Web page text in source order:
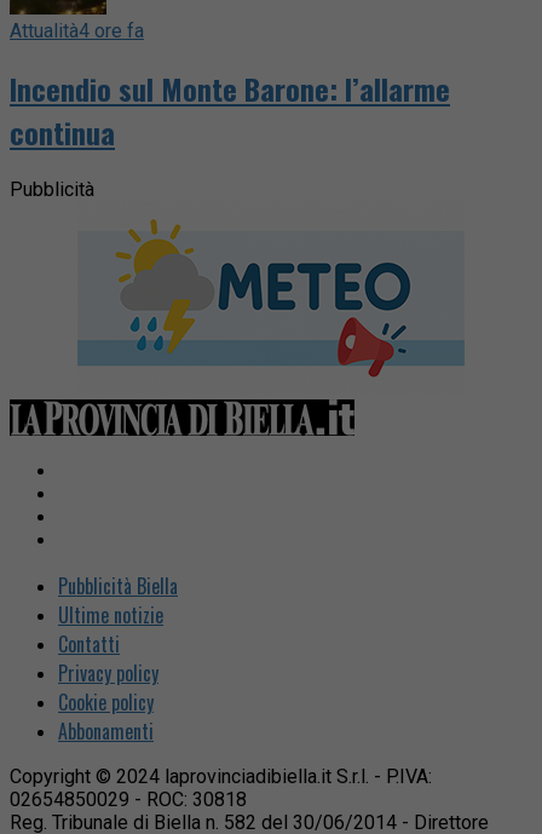
Attualità4 ore fa
Incendio sul Monte Barone: l’allarme
continua
Pubblicità
Pubblicità Biella
Ultime notizie
Contatti
Privacy policy
Cookie policy
Abbonamenti
Copyright © 2024 laprovinciadibiella.it S.r.l. - P.IVA:
02654850029 - ROC: 30818
Reg. Tribunale di Biella n. 582 del 30/06/2014 - Direttore